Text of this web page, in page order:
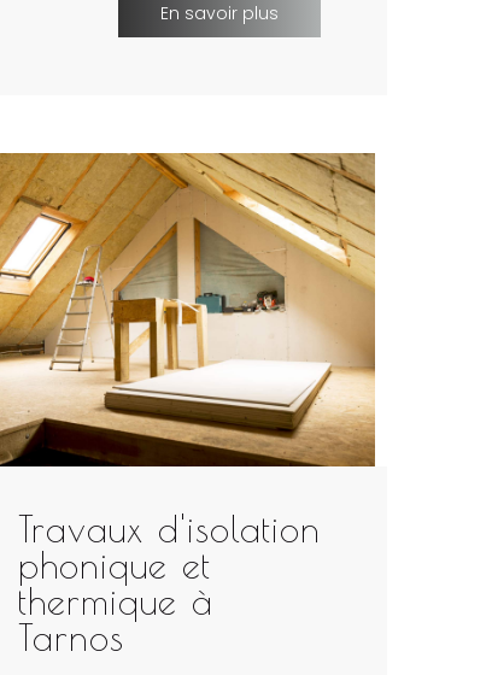
En savoir plus
Travaux d'isolation
phonique et
thermique à
Tarnos